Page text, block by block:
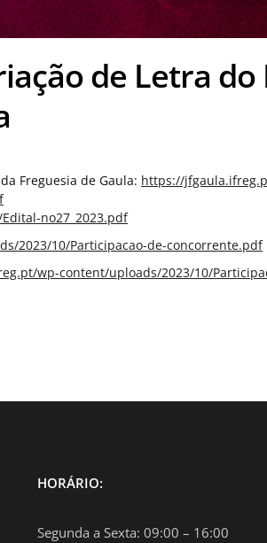
de Letra do
Freguesia de Gaula: https://
no27_2023.pdf
2023/10/Participacao-de-concorrente.pdf
wp-content/uploads/2023/10/
HORÁRIO:
Segunda a Sexta: 09:00 – 16:00